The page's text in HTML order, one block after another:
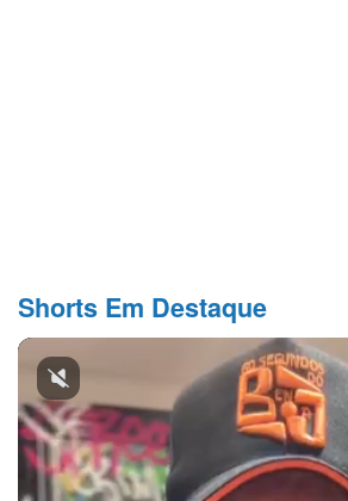
Shorts Em Destaque